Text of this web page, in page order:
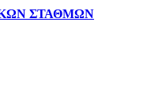
ΣΤΑΘΜΩΝ